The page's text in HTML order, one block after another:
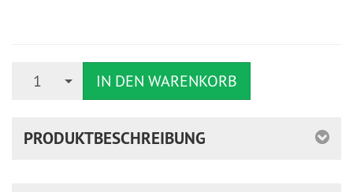
1 IN DEN WARENKORB
PRODUKTBESCHREIBUNG